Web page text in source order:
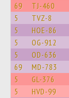
69 TJ-460
5 TVZ-8
5 HOE-86
5 OG-912
5 OD-636
69 MD-783
5 GL-376
5 HVD-99